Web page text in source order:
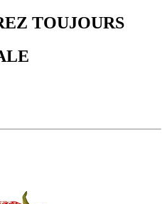
TOUJOURS